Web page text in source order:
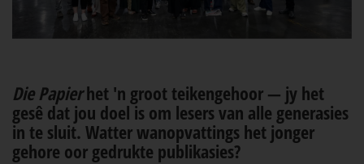
Die Papierhet 'n groot teikengehoor — jy het
gesê dat jou doel is om lesers van alle generasies
in te sluit. Watter wanopvattings het jonger
gehore oor gedrukte publikasies?